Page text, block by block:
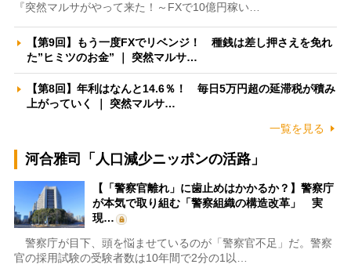
『突然マルサがやって来た！～FXで10億円稼い…
【第9回】もう一度FXでリベンジ！ 種銭は差し押さえを免れ
た”ヒミツのお金” ｜ 突然マルサ…
【第8回】年利はなんと14.6％！ 毎日5万円超の延滞税が積み
上がっていく ｜ 突然マルサ…
一覧を見る
河合雅司「人口減少ニッポンの活路」
【「警察官離れ」に歯止めはかかるか？】警察庁
が本気で取り組む「警察組織の構造改革」 実
現…
警察庁が目下、頭を悩ませているのが「警察官不足」だ。警察
官の採用試験の受験者数は10年間で2分の1以…